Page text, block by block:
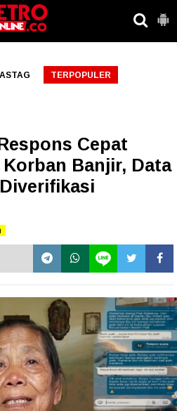
TERPOPULER
Cepat
Banjir, Data